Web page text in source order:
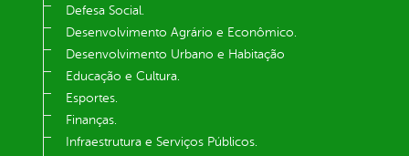
Defesa Social.
Desenvolvimento Agrário e Econômico.
Desenvolvimento Urbano e Habitação
Educação e Cultura.
Esportes.
Finanças.
Infraestrutura e Serviços Públicos.